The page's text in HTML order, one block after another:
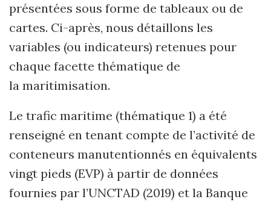
présentées sous forme de tableaux ou de
cartes. Ci-après, nous détaillons les
variables (ou indicateurs) retenues pour
chaque facette thématique de
la maritimisation.
Le trafic maritime (thématique 1) a été
renseigné en tenant compte de l’activité de
conteneurs manutentionnés en équivalents
vingt pieds (EVP) à partir de données
fournies par l’UNCTAD (2019) et la Banque